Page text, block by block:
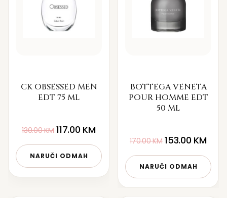
CK OBSESSED MEN
EDT 75 ML
130.00KM 117.00 KM
NARUČI ODMAH
BOTTEGA VENETA
POUR HOMME EDT
50 ML
170.00KM 153.00 KM
NARUČI ODMAH